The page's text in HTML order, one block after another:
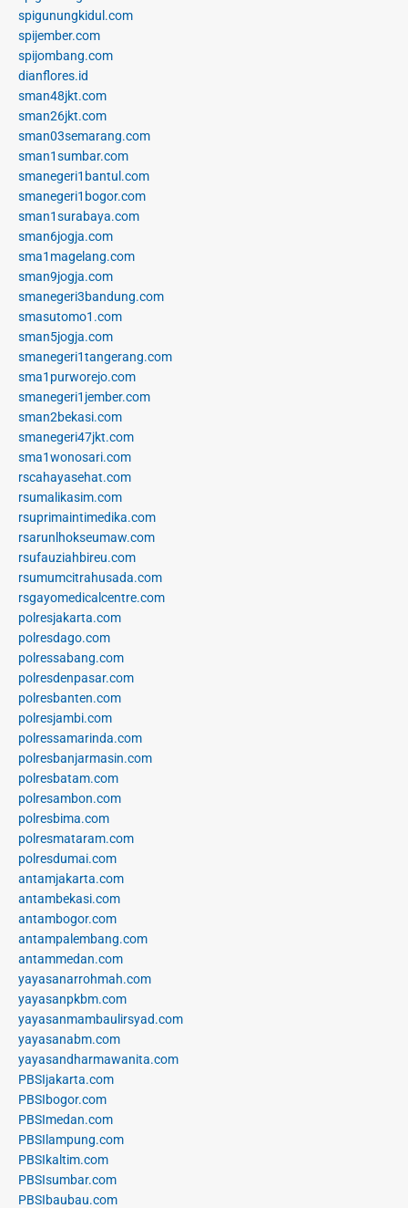
spigunungkidul.com
spijember.com
spijombang.com
dianflores.id
sman48jkt.com
sman26jkt.com
sman03semarang.com
sman1sumbar.com
smanegeri1bantul.com
smanegeri1bogor.com
sman1surabaya.com
sman6jogja.com
sma1magelang.com
sman9jogja.com
smanegeri3bandung.com
smasutomo1.com
sman5jogja.com
smanegeri1tangerang.com
sma1purworejo.com
smanegeri1jember.com
sman2bekasi.com
smanegeri47jkt.com
sma1wonosari.com
rscahayasehat.com
rsumalikasim.com
rsuprimaintimedika.com
rsarunlhokseumaw.com
rsufauziahbireu.com
rsumumcitrahusada.com
rsgayomedicalcentre.com
polresjakarta.com
polresdago.com
polressabang.com
polresdenpasar.com
polresbanten.com
polresjambi.com
polressamarinda.com
polresbanjarmasin.com
polresbatam.com
polresambon.com
polresbima.com
polresmataram.com
polresdumai.com
antamjakarta.com
antambekasi.com
antambogor.com
antampalembang.com
antammedan.com
yayasanarrohmah.com
yayasanpkbm.com
yayasanmambaulirsyad.com
yayasanabm.com
yayasandharmawanita.com
PBSIjakarta.com
PBSIbogor.com
PBSImedan.com
PBSIlampung.com
PBSIkaltim.com
PBSIsumbar.com
PBSIbaubau.com